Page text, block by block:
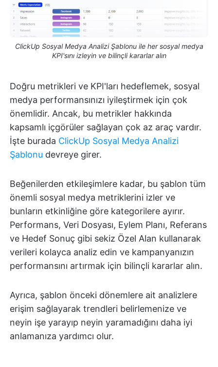
ClickUp Sosyal Medya Analizi Şablonu ile her sosyal medya
KPI'sını izleyin ve bilinçli kararlar alın
Doğru metrikleri ve KPI'ları hedeflemek, sosyal
medya performansınızı iyileştirmek için çok
önemlidir. Ancak, bu metrikler hakkında
kapsamlı içgörüler sağlayan çok az araç vardır.
İşte burada ClickUp Sosyal Medya Analizi
Şablonu devreye girer.
Beğenilerden etkileşimlere kadar, bu şablon tüm
önemli sosyal medya metriklerini izler ve
bunların etkinliğine göre kategorilere ayırır.
Performans, Veri Dosyası, Eylem Planı, Referans
ve Hedef Sonuç gibi sekiz Özel Alan kullanarak
verileri kolayca analiz edin ve kampanyanızın
performansını artırmak için bilinçli kararlar alın.
Ayrıca, şablon önceki dönemlere ait analizlere
erişim sağlayarak trendleri belirlemenize ve
neyin işe yarayıp neyin yaramadığını daha iyi
anlamanıza yardımcı olur.